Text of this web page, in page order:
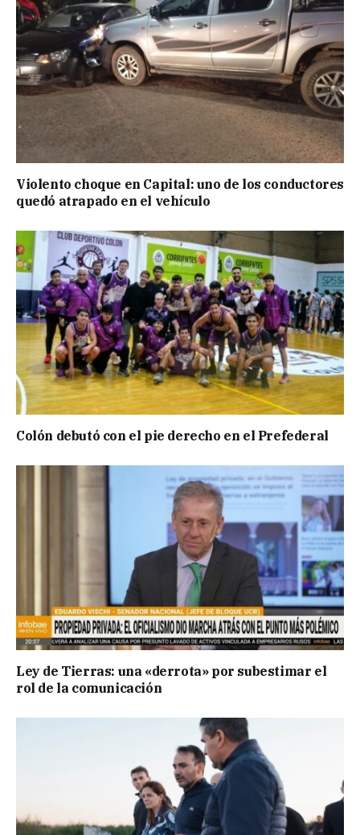
Violento choque en Capital: uno de los conductores
quedó atrapado en el vehículo
Colón debutó con el pie derecho en el Prefederal
Ley de Tierras: una «derrota» por subestimar el
rol de la comunicación